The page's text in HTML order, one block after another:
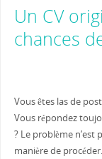
Un CV
chances
Vous êtes las de
Vous répondez
? Le problème
manière de procéder.